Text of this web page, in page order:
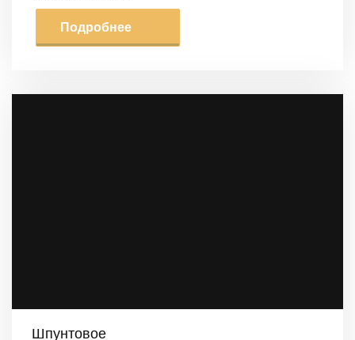
Подробнее
Шпунтовое